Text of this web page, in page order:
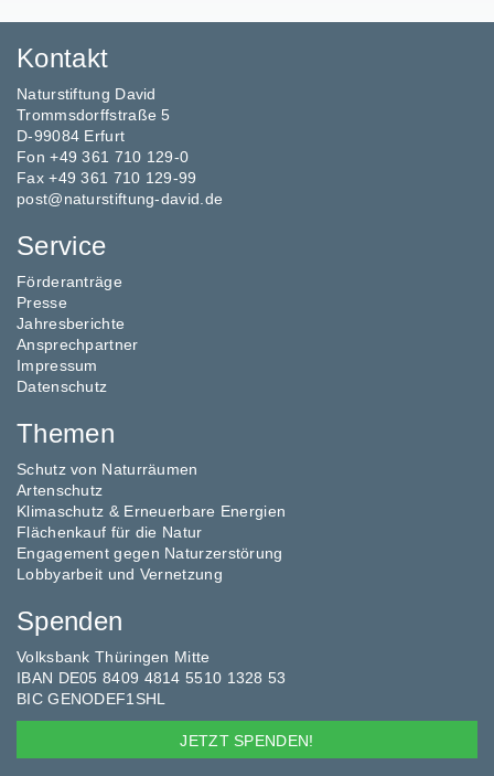
Kontakt
Naturstiftung David
Trommsdorffstraße 5
D-99084 Erfurt
Fon +49 361 710 129-0
Fax +49 361 710 129-99
post@naturstiftung-david.de
Service
Förderanträge
Presse
Jahresberichte
Ansprechpartner
Impressum
Datenschutz
Themen
Schutz von Naturräumen
Artenschutz
Klimaschutz & Erneuerbare Energien
Flächenkauf für die Natur
Engagement gegen Naturzerstörung
Lobbyarbeit und Vernetzung
Spenden
Volksbank Thüringen Mitte
IBAN DE05 8409 4814 5510 1328 53
BIC GENODEF1SHL
JETZT SPENDEN!